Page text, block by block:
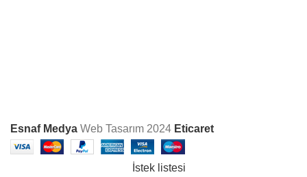
Esnaf Medya Web Tasarım 2024 Eticaret
İstek listesi